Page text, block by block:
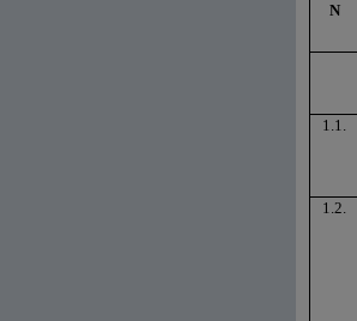
N
1.1.
1.2.